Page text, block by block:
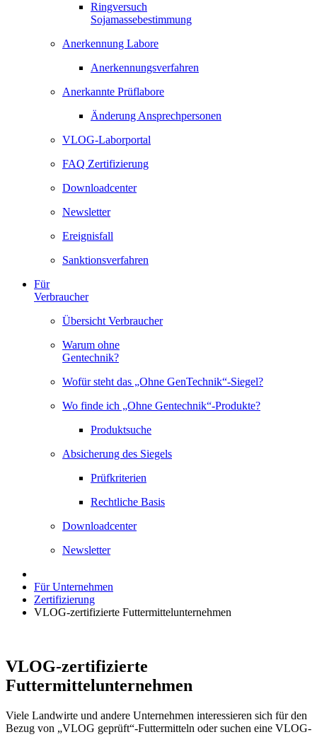
Ringversuch
Sojamassebestimmung
Anerkennung Labore
Anerkennungsverfahren
Anerkannte Prüflabore
Änderung Ansprechpersonen
VLOG-Laborportal
FAQ Zertifizierung
Downloadcenter
Newsletter
Ereignisfall
Sanktionsverfahren
Für
Verbraucher
Übersicht Verbraucher
Warum ohne
Gentechnik?
Wofür steht das „Ohne GenTechnik“-Siegel?
Wo finde ich „Ohne Gentechnik“-Produkte?
Produktsuche
Absicherung des Siegels
Prüfkriterien
Rechtliche Basis
Downloadcenter
Newsletter
Für Unternehmen
Zertifizierung
VLOG-zertifizierte Futtermittelunternehmen
VLOG-zertifizierte
Futtermittelunternehmen
Viele Landwirte und andere Unternehmen interessieren sich für den
Bezug von „VLOG geprüft“-Futtermitteln oder suchen eine VLOG-